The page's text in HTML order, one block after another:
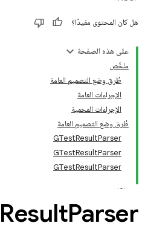
هل كان المحتوى مفيدًا؟
على هذه الصفحة
ملخّص
طُرق وضع التصميم العامة
الإجراءات العامة
الإجراءات المحمية
طُرق وضع التصميم العامة
GTestResultParser
GTestResultParser
GTestResultParser
ResultParser